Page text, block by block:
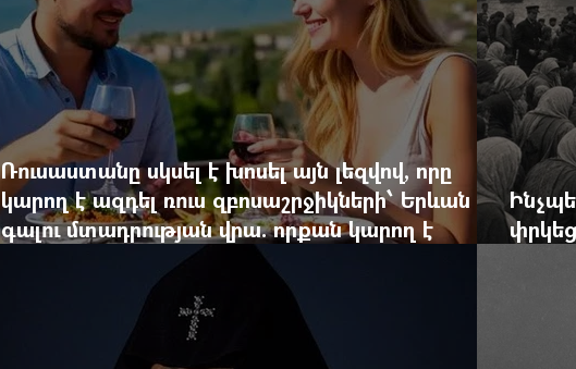
Ռուսաստանը սկսել է խոսել այն լեզվով, որը
կարող է ազդել ռուս զբոսաշրջիկների՝ Երևան
գալու մտադրության վրա. որքան կարող է
խորանալ հայ-ռուսական ճգնաժամը